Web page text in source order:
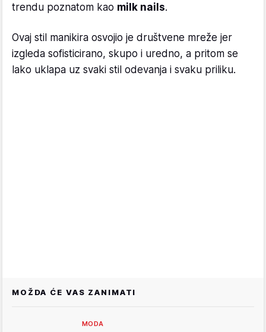
trendu poznatom kao milk nails.
Ovaj stil manikira osvojio je društvene mreže jer
izgleda sofisticirano, skupo i uredno, a pritom se
lako uklapa uz svaki stil odevanja i svaku priliku.
MOŽDA ĆE VAS ZANIMATI
MODA